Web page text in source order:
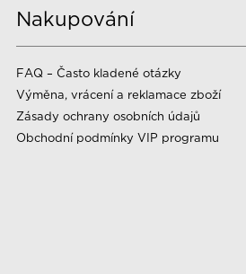
Nakupování
FAQ – Často kladené otázky
Výměna, vrácení a reklamace zboží
Zásady ochrany osobních údajů
Obchodní podmínky VIP programu